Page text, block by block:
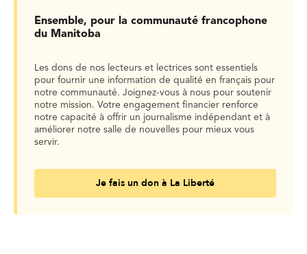
Ensemble, pour la communauté francophone
du Manitoba
Les dons de nos lecteurs et lectrices sont essentiels
pour fournir une information de qualité en français pour
notre communauté. Joignez-vous à nous pour soutenir
notre mission. Votre engagement financier renforce
notre capacité à offrir un journalisme indépendant et à
améliorer notre salle de nouvelles pour mieux vous
servir.
Je fais un don à La Liberté